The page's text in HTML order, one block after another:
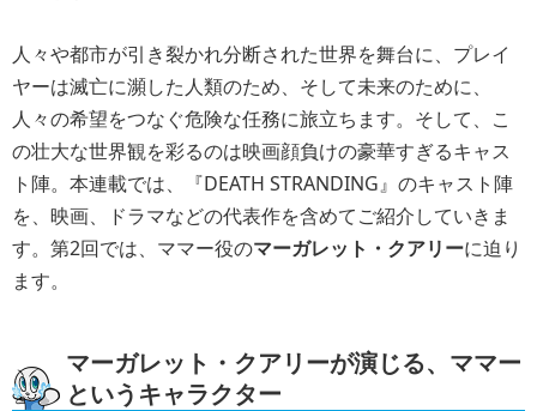
人々や都市が引き裂かれ分断された世界を舞台に、プレイ
ヤーは滅亡に瀕した人類のため、そして未来のために、
人々の希望をつなぐ危険な任務に旅立ちます。そして、こ
の壮大な世界観を彩るのは映画顔負けの豪華すぎるキャス
ト陣。本連載では、『DEATH STRANDING』のキャスト陣
を、映画、ドラマなどの代表作を含めてご紹介していきま
す。第2回では、ママー役のマーガレット・クアリーに迫り
ます。
マーガレット・クアリーが演じる、ママー
というキャラクター